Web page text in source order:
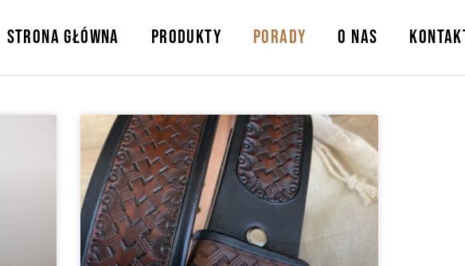
STRONA GŁÓWNA PRODUKTY PORADY O NAS